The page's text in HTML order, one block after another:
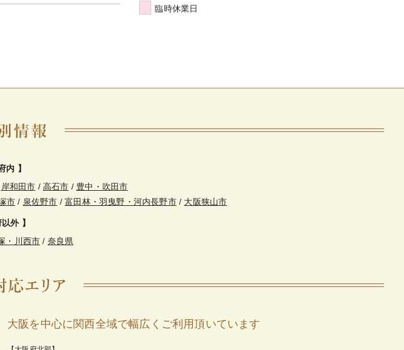
臨時休業日
内 】
岸和田市 / 高石市 / 豊中・吹田市
市 / 泉佐野市 /富田林・羽曳野・河内長野市/ 大阪狭山市
外 】
・川西市 / 奈良県
大阪を中心に関西全域で幅広くご利用頂いています